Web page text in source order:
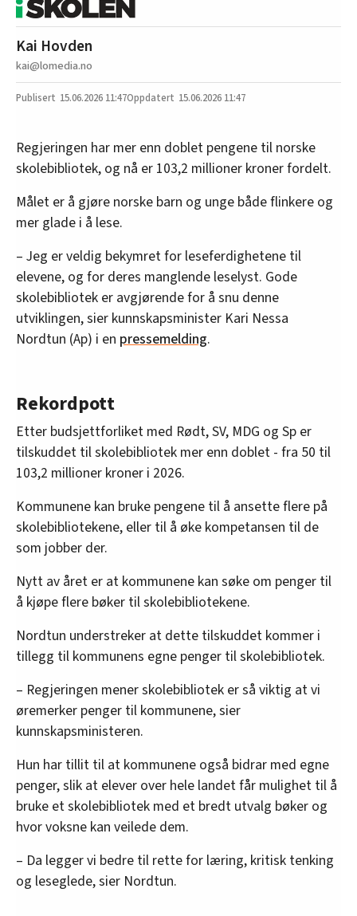
Kai Hovden
kai@lomedia.no
15.06.2026 11:47 15.06.2026 11:47
Regjeringen har mer enn doblet pengene til norske
skolebibliotek, og nå er 103,2 millioner kroner fordelt.
Målet er å gjøre norske barn og unge både flinkere og
mer glade i å lese.
– Jeg er veldig bekymret for leseferdighetene til
elevene, og for deres manglende leselyst. Gode
skolebibliotek er avgjørende for å snu denne
utviklingen, sier kunnskapsminister Kari Nessa
Nordtun (Ap) i en pressemelding.
Rekordpott
Etter budsjettforliket med Rødt, SV, MDG og Sp er
tilskuddet til skolebibliotek mer enn doblet - fra 50 til
103,2 millioner kroner i 2026.
Kommunene kan bruke pengene til å ansette flere på
skolebibliotekene, eller til å øke kompetansen til de
som jobber der.
Nytt av året er at kommunene kan søke om penger til
å kjøpe flere bøker til skolebibliotekene.
Nordtun understreker at dette tilskuddet kommer i
tillegg til kommunens egne penger til skolebibliotek.
– Regjeringen mener skolebibliotek er så viktig at vi
øremerker penger til kommunene, sier
kunnskapsministeren.
Hun har tillit til at kommunene også bidrar med egne
penger, slik at elever over hele landet får mulighet til å
bruke et skolebibliotek med et bredt utvalg bøker og
hvor voksne kan veilede dem.
– Da legger vi bedre til rette for læring, kritisk tenking
og leseglede, sier Nordtun.